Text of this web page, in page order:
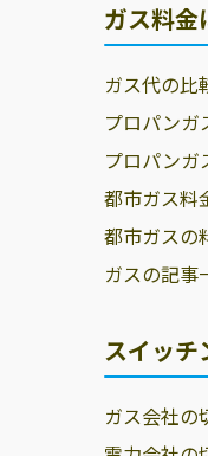
ガス料金
ガス代の比
プロパンガ
プロパンガ
都市ガス料
都市ガスの
ガスの記事
スイッチ
ガス会社の